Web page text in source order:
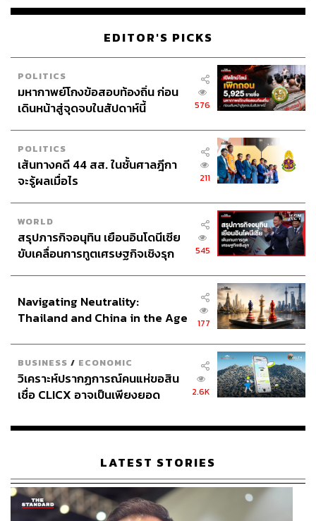
EDITOR'S PICKS
POLITICS
มหากาพย์โกงข้อสอบท้องถิ่น ก่อน
เดินหน้าสู่จุดจบในสัปดาห์นี้
576
POLITICS
เส้นทางคดี 44 สส. ในชั้นศาลฎีกา
จะรู้ผลเมื่อไร
211
WORLD
สรุปภารกิจอนุทิน เยือนอินโดนีเซีย
ขับเคลื่อนการทูตเศรษฐกิจเชิงรุก
545
Navigating Neutrality:
Thailand and China in the Age
177
BUSINESS / ECONOMIC
วิเคราะห์ปรากฏการณ์คนแห่ขอสิน
เชื่อ CLICX อาจเป็นเพียงยอด
เรือนไทยที่ถูกซุกไว้
2.6K
LATEST STORIES